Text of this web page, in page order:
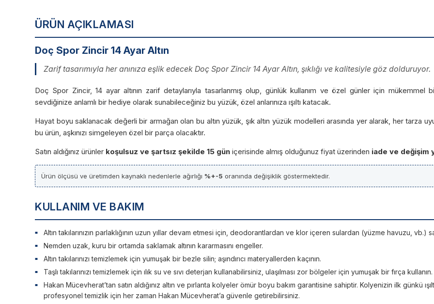
ÜRÜN AÇIKLAMASI
Doç Spor Zincir 14 Ayar Altın
Zarif tasarımıyla her anınıza eşlik edecek Doç Spor Zincir 14 Ayar Altın, şıklığı ve kalitesiyle göz dolduruyor.
Doç Spor Zincir, 14 ayar altının zarif detaylarıyla tasarlanmış olup, günlük kullanım ve özel günler için
sevdiğinize anlamlı bir hediye olarak sunabileceğiniz bu yüzük, özel anlarınıza ışıltı katacak.
Hayat boyu saklanacak değerli bir armağan olan bu altın yüzük, şık altın yüzük modelleri arasında yer alarak, her tarza
bu ürün, aşkınızı simgeleyen özel bir parça olacaktır.
Satın aldığınız ürünler koşulsuz ve şartsız şekilde 15 gün içerisinde almış olduğunuz fiyat üzerinden iade ve değişim
Ürün ölçüsü ve üretimden kaynaklı nedenlerle ağırlığı %+-5 oranında değişiklik göstermektedir.
KULLANIM VE BAKIM
Altın takılarınızın parlaklığının uzun yıllar devam etmesi için, deodorantlardan ve klor içeren sulardan (yüzme havuzu, vb.)
Nemden uzak, kuru bir ortamda saklamak altının kararmasını engeller.
Altın takılarınızı temizlemek için yumuşak bir bezle silin; aşındırıcı materyallerden kaçının.
Taşlı takılarınızı temizlemek için ılık su ve sıvı deterjan kullanabilirsiniz, ulaşılması zor bölgeler için yumuşak bir fırça kullanın.
Hakan Mücevherat’tan satın aldığınız altın ve pırlanta kolyeler ömür boyu bakım garantisine sahiptir. Kolyenizin ilk günkü
profesyonel temizlik için her zaman Hakan Mücevherat’a güvenle getirebilirsiniz.